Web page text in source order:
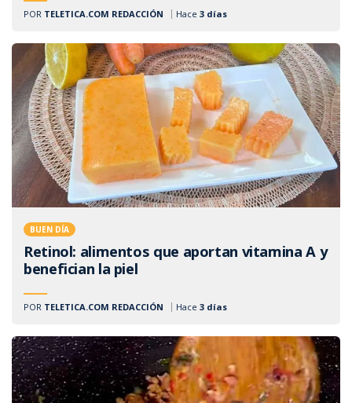
Hace 3 días
POR TELETICA.COM REDACCIÓN
BUEN DÍA
Retinol: alimentos que aportan vitamina A y
benefician la piel
Hace 3 días
POR TELETICA.COM REDACCIÓN